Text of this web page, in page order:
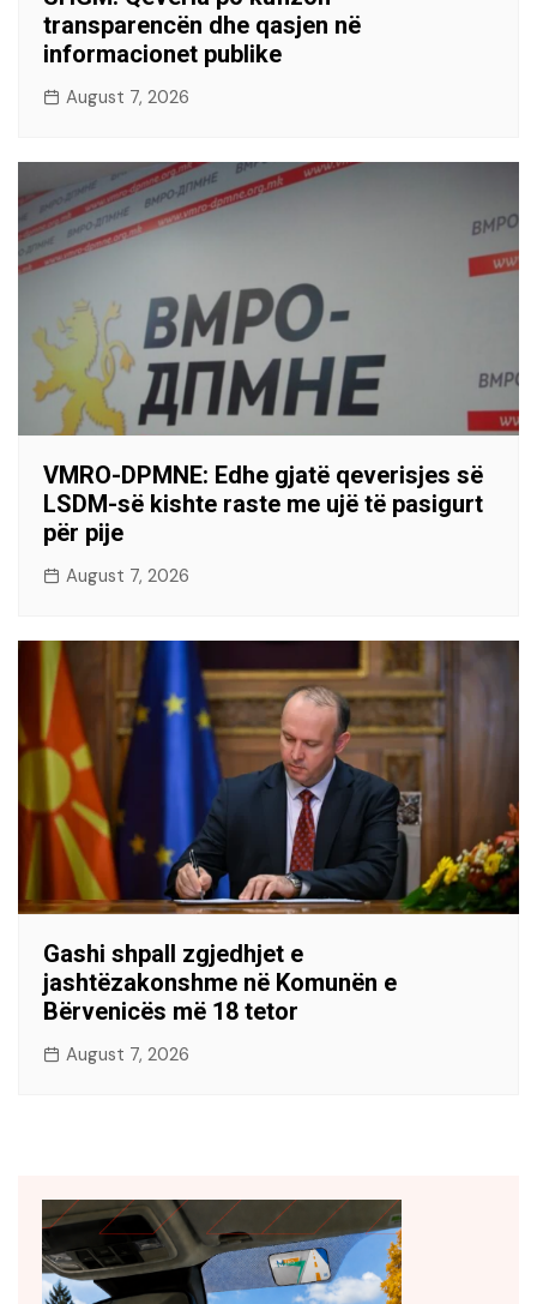
transparencën dhe qasjen në
informacionet publike
August 7, 2026
VMRO-DPMNE: Edhe gjatë qeverisjes së
LSDM-së kishte raste me ujë të pasigurt
për pije
August 7, 2026
Gashi shpall zgjedhjet e
jashtëzakonshme në Komunën e
Bërvenicës më 18 tetor
August 7, 2026